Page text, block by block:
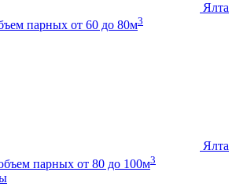
Ялта
парных от 60 до 80м3
Ялта
парных от 80 до 100м3